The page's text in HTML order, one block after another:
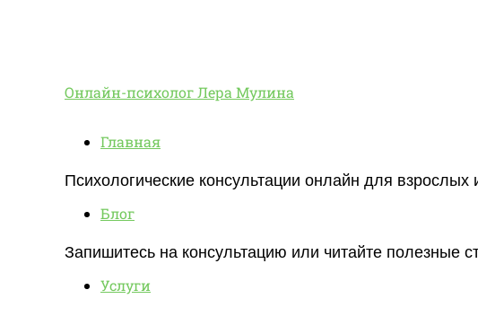
Онлайн-
Онлайн-психолог Лера Мулина
Психологические консультации онлайн для
Запишитесь на консультацию или читайте полезные
Главная
Блог
Услуги